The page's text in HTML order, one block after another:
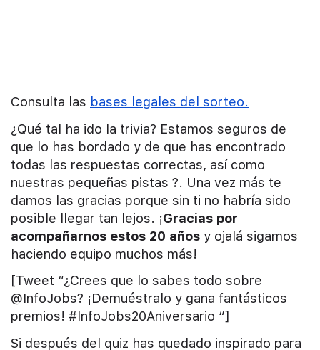
Consulta las bases legales del sorteo.
¿Qué tal ha ido la trivia? Estamos seguros de
que lo has bordado y de que has encontrado
todas las respuestas correctas, así como
nuestras pequeñas pistas ?. Una vez más te
damos las gracias porque sin ti no habría sido
posible llegar tan lejos. ¡Gracias por
acompañarnos estos 20 años y ojalá sigamos
haciendo equipo muchos más!
[Tweet “¿Crees que lo sabes todo sobre
@InfoJobs? ¡Demuéstralo y gana fantásticos
premios! #InfoJobs20Aniversario “]
Si después del quiz has quedado inspirado para